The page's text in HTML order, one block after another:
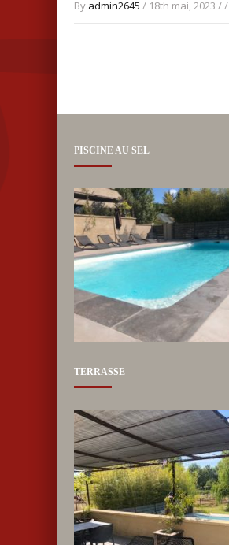
By admin2645 / 18th mai, 2023 / /
PISCINE AU SEL
TERRASSE